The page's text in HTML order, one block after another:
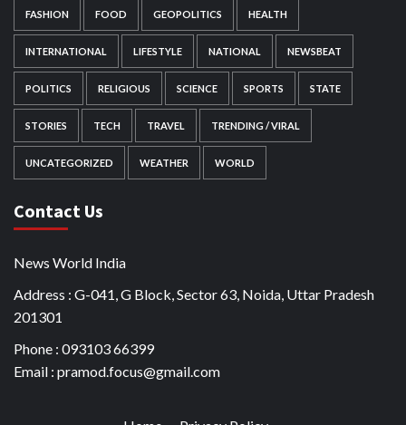
FASHION FOOD GEOPOLITICS HEALTH
INTERNATIONAL LIFESTYLE NATIONAL NEWSBEAT
POLITICS RELIGIOUS SCIENCE SPORTS STATE
STORIES TECH TRAVEL TRENDING / VIRAL
UNCATEGORIZED WEATHER WORLD
Contact Us
News World India
Address : G-041, G Block, Sector 63, Noida, Uttar Pradesh
201301
Phone : 093103 66399
Email : pramod.focus@gmail.com